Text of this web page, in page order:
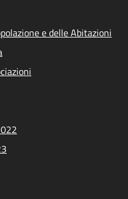
e delle Abitazioni